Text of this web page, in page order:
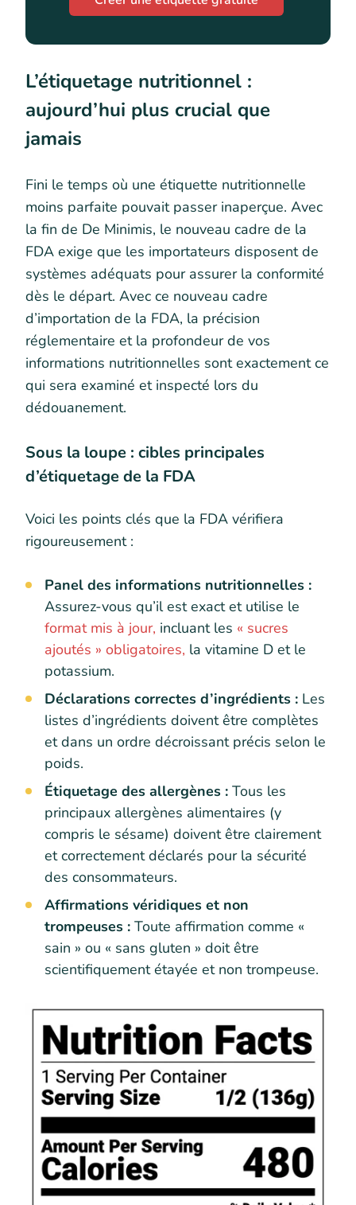
L’étiquetage nutritionnel :
aujourd’hui plus crucial que
jamais
Fini le temps où une étiquette nutritionnelle
moins parfaite pouvait passer inaperçue. Avec
la fin de De Minimis, le nouveau cadre de la
FDA exige que les importateurs disposent de
systèmes adéquats pour assurer la conformité
dès le départ. Avec ce nouveau cadre
d’importation de la FDA, la précision
réglementaire et la profondeur de vos
informations nutritionnelles sont exactement ce
qui sera examiné et inspecté lors du
dédouanement.
Sous la loupe : cibles principales
d’étiquetage de la FDA
Voici les points clés que la FDA vérifiera
rigoureusement :
Panel des informations nutritionnelles :
Assurez-vous qu’il est exact et utilise le
format mis à jour, incluant les « sucres
ajoutés » obligatoires, la vitamine D et le
potassium.
Déclarations correctes d’ingrédients : Les
listes d’ingrédients doivent être complètes
et dans un ordre décroissant précis selon le
poids.
Étiquetage des allergènes : Tous les
principaux allergènes alimentaires (y
compris le sésame) doivent être clairement
et correctement déclarés pour la sécurité
des consommateurs.
Affirmations véridiques et non
trompeuses : Toute affirmation comme «
sain » ou « sans gluten » doit être
scientifiquement étayée et non trompeuse.